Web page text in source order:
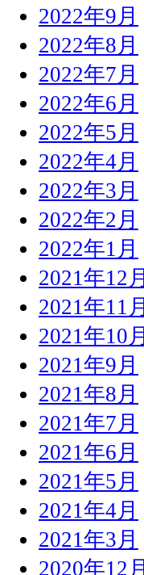
2022年9月
2022年8月
2022年7月
2022年6月
2022年5月
2022年4月
2022年3月
2022年2月
2022年1月
2021年12月
2021年11月
2021年10月
2021年9月
2021年8月
2021年7月
2021年6月
2021年5月
2021年4月
2021年3月
2020年12月